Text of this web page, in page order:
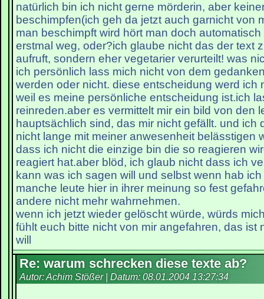
natürlich bin ich nicht gerne mörderin, aber
beschimpfen(ich geh da jetzt auch garnicht von
man beschimpft wird hört man doch
erstmal weg, oder?ich glaube nicht das der text
aufruft, sondern eher vegetarier verurteilt! was
ich persönlich lass mich nicht von dem
werden oder nicht. diese entscheidung werd ich
weil es meine persönliche entscheidung ist.ich
reinreden.aber es vermittelt mir ein bild von den
hauptsächlich sind, das mir nicht gefällt. und ich
nicht lange mit meiner anwesenheit belässtigen
dass ich nicht die einzige bin die so reagieren
reagiert hat.aber blöd, ich glaub nicht dass ich
kann was ich sagen will und selbst wenn hab
manche leute hier in ihrer meinung so fest
andere nicht mehr wahrnehmen.
wenn ich jetzt wieder gelöscht würde, würds
fühlt euch bitte nicht von mir angefahren, das ist
will
Re: warum schrecken diese texte ab?
Autor: Achim Stößer | Datum: 08.01.2004 13:27:34